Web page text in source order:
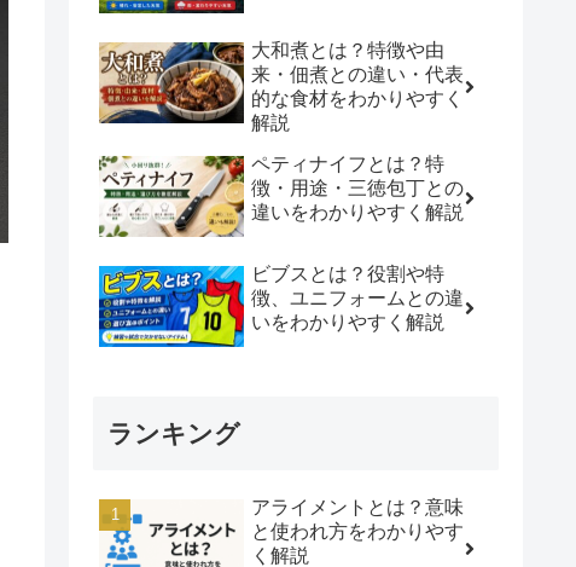
大和煮とは？特徴や由
来・佃煮との違い・代表
的な食材をわかりやすく
解説
ペティナイフとは？特
徴・用途・三徳包丁との
違いをわかりやすく解説
ビブスとは？役割や特
徴、ユニフォームとの違
いをわかりやすく解説
ランキング
アライメントとは？意味
と使われ方をわかりやす
く解説